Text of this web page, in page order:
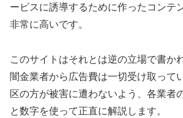
ービスに誘導するために作ったコンテ
非常に高いです。
このサイトはそれとは逆の立場で書か
闇金業者から広告費は一切受け取って
区の方が被害に遭わないよう、各業者
と数字を使って正直に解説します。